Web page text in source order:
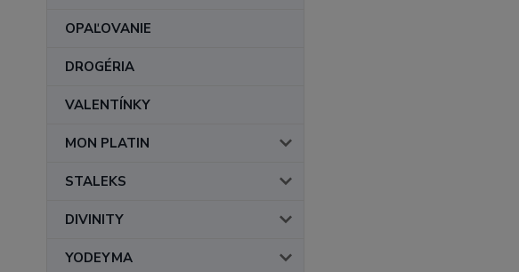
OPAĽOVANIE
DROGÉRIA
VALENTÍNKY
MON PLATIN
STALEKS
DIVINITY
YODEYMA